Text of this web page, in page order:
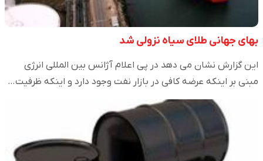
بهای جهانی طلای سیاه نزولی شد
این گزارش نشان می دهد در پی اعلام آژانس بین المللی انرژی
مبنی بر اینکه عرضه کافی در بازار نفت وجود دارد و اینکه ظرفیت…